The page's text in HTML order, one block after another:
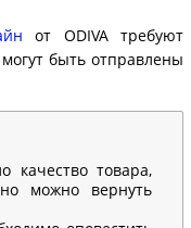
от ODIVA требуют
быть отправлены
качество товара,
можно вернуть